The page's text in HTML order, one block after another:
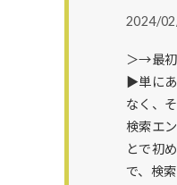
2024/
＞→最
▶単に
なく、
検索エ
とで初
で、検